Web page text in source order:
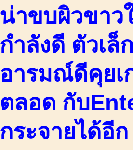
น่าขบผิวขาว
กำลังดี ตัวเล็
อารมณ์ดีคุยเ
ตลอด กับ
กระจายได้อีก